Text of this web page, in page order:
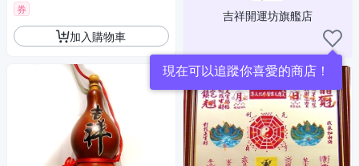
券
加入購物車
吉祥開運坊旗艦店